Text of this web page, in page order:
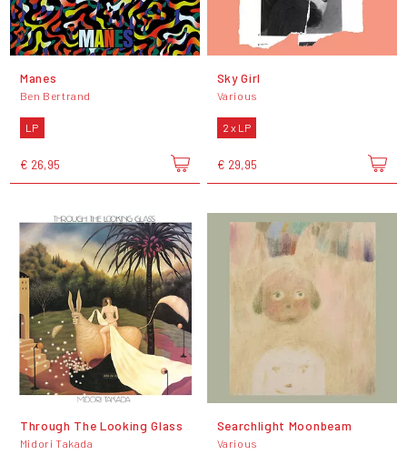
Manes
Ben Bertrand
LP
€ 26,95
Sky Girl
Various
2 x LP
€ 29,95
Through The Looking Glass
Midori Takada
Searchlight Moonbeam
Various